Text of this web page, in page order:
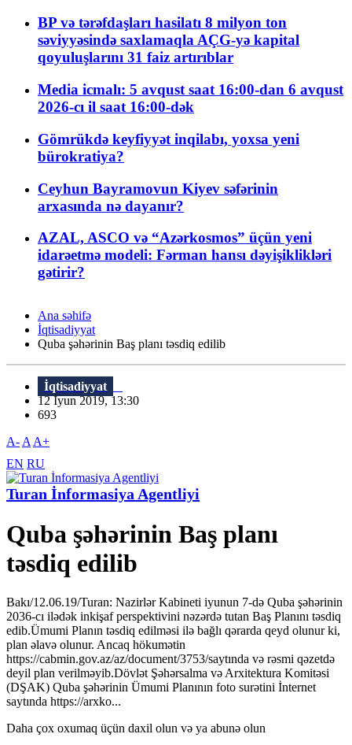
BP və tərəfdaşları hasilatı 8 milyon ton
səviyyəsində saxlamaqla AÇG-yə kapital
qoyuluşlarını 31 faiz artırıblar
Media icmalı: 5 avqust saat 16:00-dan 6 avqust
2026-cı il saat 16:00-dək
Gömrükdə keyfiyyət inqilabı, yoxsa yeni
bürokratiya?
Ceyhun Bayramovun Kiyev səfərinin
arxasında nə dayanır?
AZAL, ASCO və “Azərkosmos” üçün yeni
idarəetmə modeli: Fərman hansı dəyişiklikləri
gətirir?
Ana səhifə
İqtisadiyyat
Quba şəhərinin Baş planı təsdiq edilib
İqtisadiyyat
12 İyun 2019, 13:30
693
A- A A+
EN RU
Turan İnformasiya Agentliyi
Quba şəhərinin Baş planı
təsdiq edilib
Bakı/12.06.19/Turan: Nazirlər Kabineti iyunun 7-də Quba şəhərinin
2036-cı ilədək inkişaf perspektivini nəzərdə tutan Baş Planını təsdiq
edib.Ümumi Planın təsdiq edilməsi ilə bağlı qərarda qeyd olunur ki,
plan əlavə olunur. Ancaq hökumətin
https://cabmin.gov.az/az/document/3753/saytında və rəsmi qəzetdə
deyil plan verilməyib.Dövlət Şəhərsalma və Arxitektura Komitəsi
(DŞAK) Quba şəhərinin Ümumi Planının foto surətini İnternet
saytında https://arxko...
Daha çox oxumaq üçün daxil olun və ya abunə olun